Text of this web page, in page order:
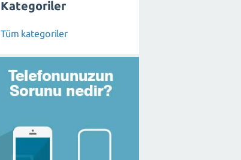
Kategoriler
Tüm kategoriler